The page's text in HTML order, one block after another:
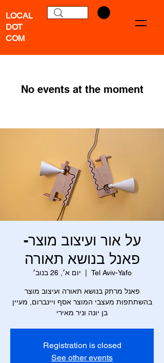
LOCAL
DOT
COM
No events at the moment
על אור ועיצוב מוצר-
פאנל בנושא תאורה
יום א׳, 26 בנוב׳ Tel Aviv-Yafo
פאנל מרתק בנושא תאורה ועיצוב מוצר
בהשתתפות מעצבי המוצר אסף ויינברום, מעיין
בן יונה וניר מאירי
Registration is closed
See other events